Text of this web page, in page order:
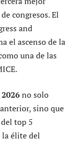
congresos. El
and
el ascenso de la
una de las
no solo
sino que
top 5
élite del